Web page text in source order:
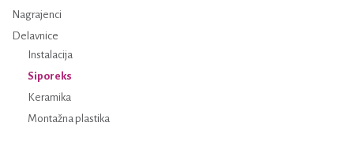
Nagrajenci
Delavnice
Instalacija
Siporeks
Keramika
Montažna plastika